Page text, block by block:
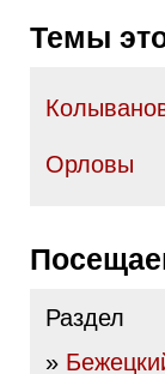
Темы
Орловы
Раздел
»